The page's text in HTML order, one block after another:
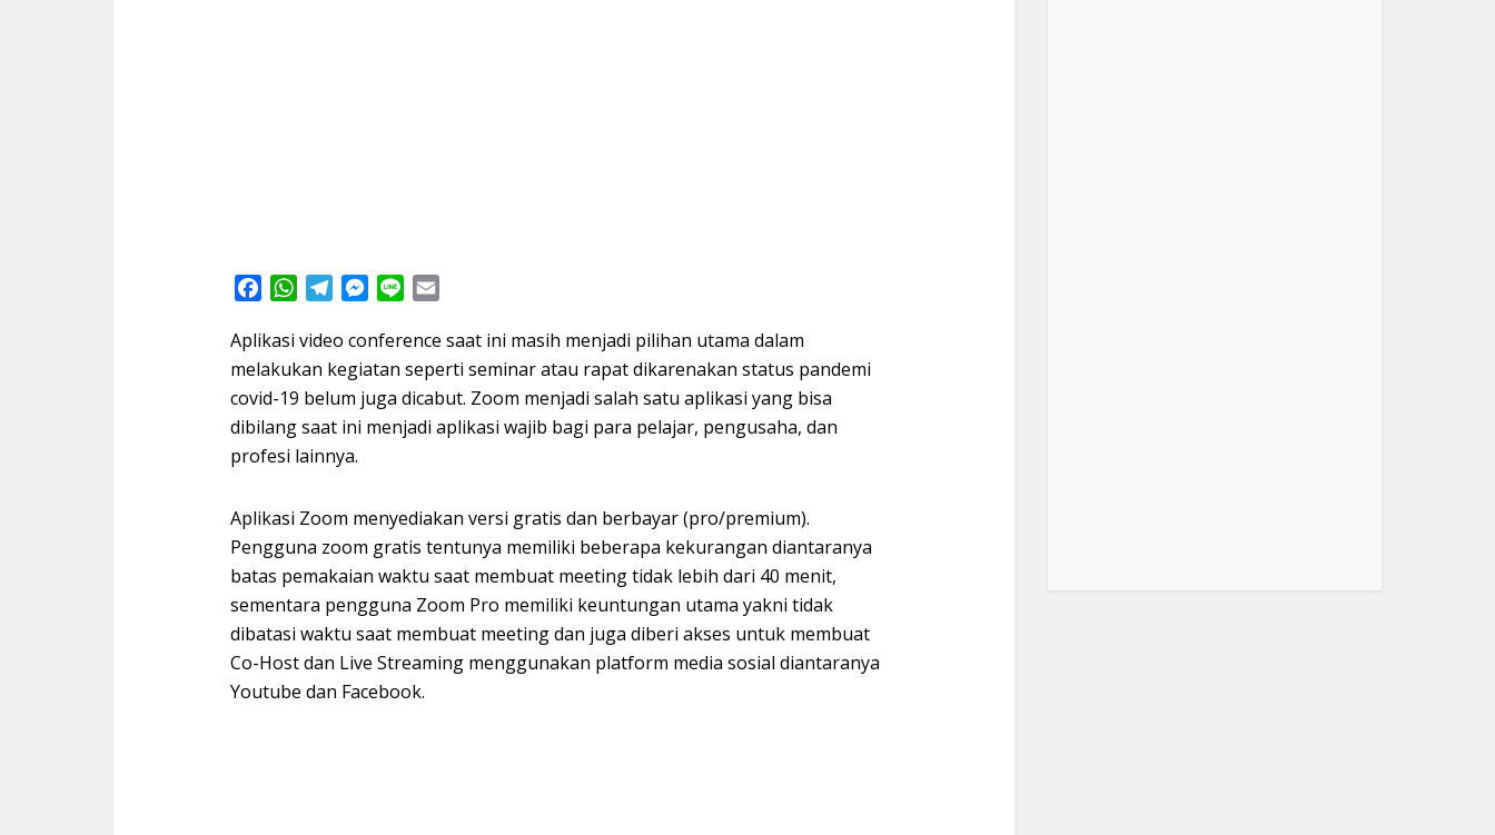
FacebookWhatsApp
TelegramMessenger
Line
Aplikasi video conference saat ini masih menjadi pilihan utama dalam
melakukan kegiatan seperti seminar atau rapat dikarenakan status pandemi
covid-19 belum juga dicabut. Zoom menjadi salah satu aplikasi yang bisa
dibilang saat ini menjadi aplikasi wajib bagi para pelajar, pengusaha, dan
profesi lainnya.
Aplikasi Zoom menyediakan versi gratis dan berbayar (pro/premium).
Pengguna zoom gratis tentunya memiliki beberapa kekurangan diantaranya
batas pemakaian waktu saat membuat meeting tidak lebih dari 40 menit,
sementara pengguna Zoom Pro memiliki keuntungan utama yakni tidak
dibatasi waktu saat membuat meeting dan juga diberi akses untuk membuat
Co-Host dan Live Streaming menggunakan platform media sosial diantaranya
Youtube dan Facebook.